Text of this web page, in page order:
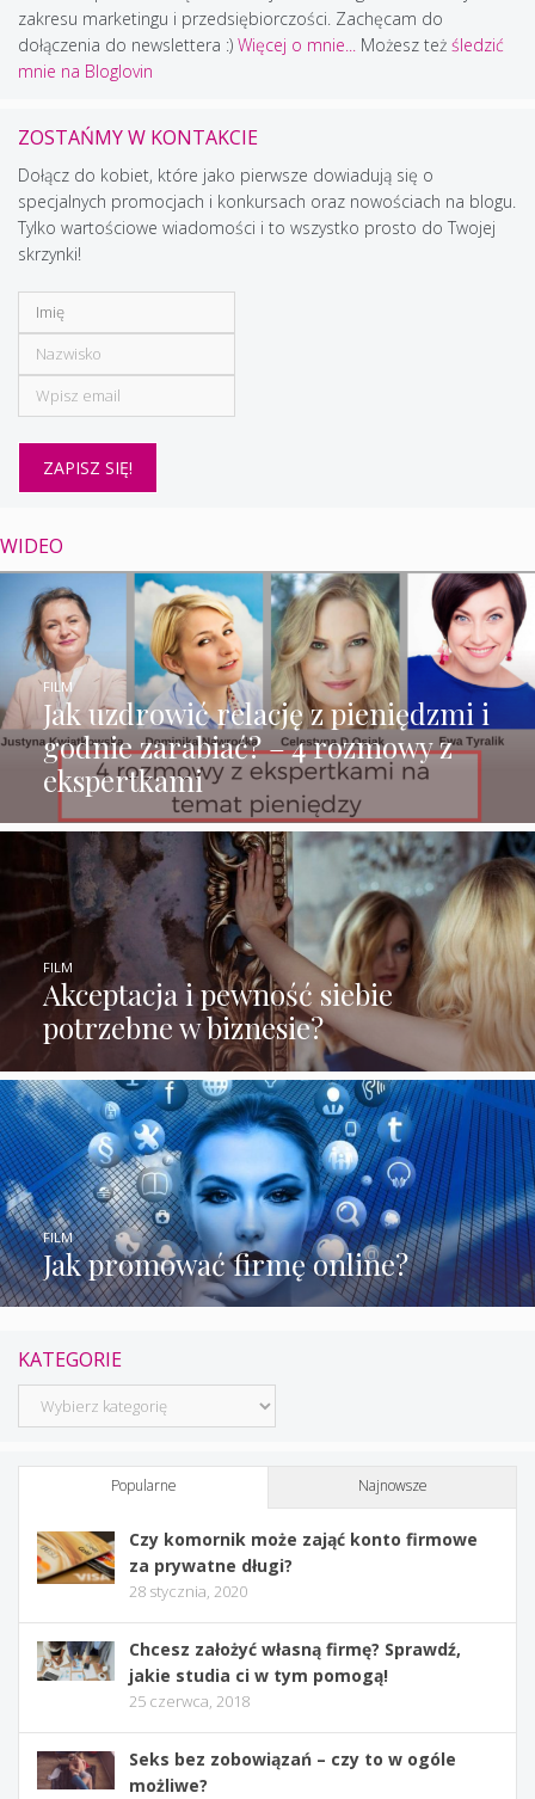
zakresu marketingu i przedsiębiorczości. Zachęcam do
dołączenia do newslettera :) Więcej o mnie... Możesz też śledzić
mnie na Bloglovin
ZOSTAŃMY W KONTAKCIE
Dołącz do kobiet, które jako pierwsze dowiadują się o
specjalnych promocjach i konkursach oraz nowościach na blogu.
Tylko wartościowe wiadomości i to wszystko prosto do Twojej
skrzynki!
WIDEO
Jak uzdrowić relację z pieniędzmi i
godnie zarabiać? – 4 rozmowy z
ekspertkami
FILM
Akceptacja i pewność siebie
potrzebne w biznesie?
FILM
Jak promować firmę online?
FILM
KATEGORIE
Kategorie
Popularne Najnowsze
Czy komornik może zająć konto firmowe
za prywatne długi?
28 stycznia, 2020
Chcesz założyć własną firmę? Sprawdź,
jakie studia ci w tym pomogą!
25 czerwca, 2018
Seks bez zobowiązań – czy to w ogóle
możliwe?